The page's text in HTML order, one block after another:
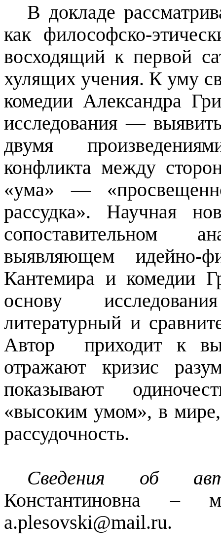
В докладе
как философско-
восходящий к первой
хулящих учения. К уму
комедии Александра
исследования —
двумя
конфликта между
«ума» —
рассудка». Научная
сопоставительном
выявляющем идейно-
Кантемира и комедии
основу
литературный и
Автор
приходит к
отражают кризис
показывают
«высоким умом», в мире,
рассудочность.
Сведения об
Константиновна –
a.plesovski@mail.ru.